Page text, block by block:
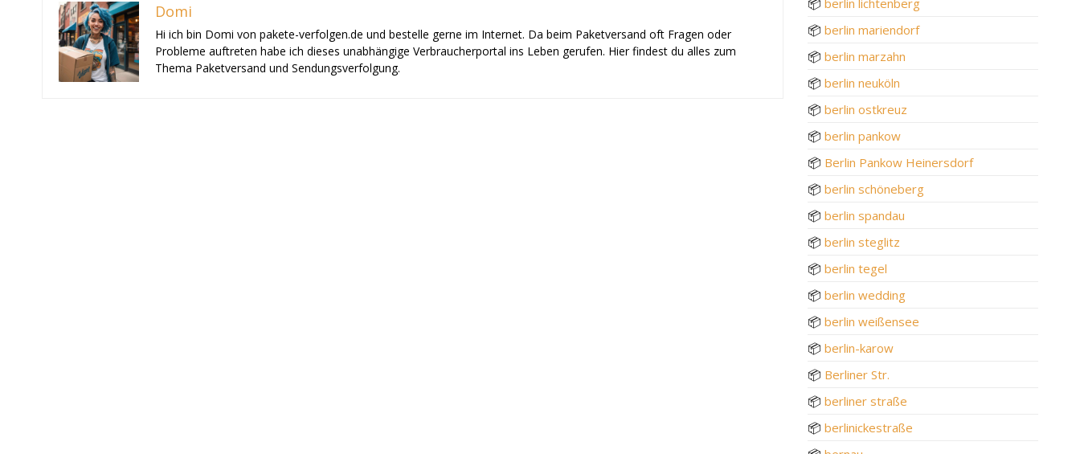
Domi
Hi ich bin Domi von pakete-verfolgen.de und bestelle gerne im Internet. Da beim Paketversand oft Fragen oder
Probleme auftreten habe ich dieses unabhängige Verbraucherportal ins Leben gerufen. Hier findest du alles zum
Thema Paketversand und Sendungsverfolgung.
📦 berlin lichtenberg
📦 berlin mariendorf
📦 berlin marzahn
📦 berlin neuköln
📦 berlin ostkreuz
📦 berlin pankow
📦 Berlin Pankow Heinersdorf
📦 berlin schöneberg
📦 berlin spandau
📦 berlin steglitz
📦 berlin tegel
📦 berlin wedding
📦 berlin weißensee
📦 berlin-karow
📦 Berliner Str.
📦 berliner straße
📦 berlinickestraße